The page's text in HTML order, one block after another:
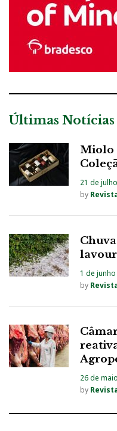
Últimas Notícias
Miolo
21 de
by
1 de
by
26 de
by